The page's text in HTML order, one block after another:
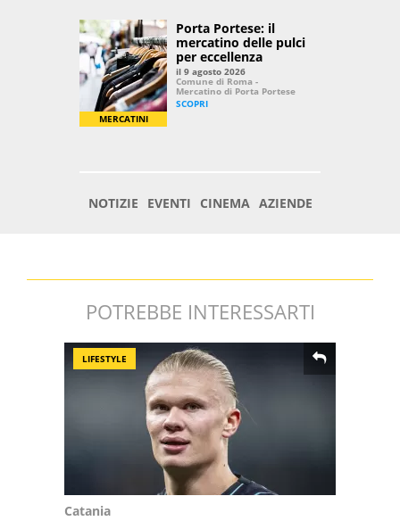
POTREBBE INTERESSARTI
LIFESTYLE
Catania